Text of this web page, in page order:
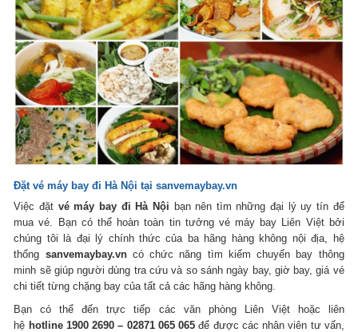
Đặt vé máy bay đi Hà Nội tại sanvemaybay.vn
Việc đặt vé máy bay đi Hà Nội bạn nên tìm những đại lý uy tín để
mua vé. Bạn có thể hoàn toàn tin tưởng vé máy bay Liên Việt bởi
chúng tôi là đại lý chính thức của ba hãng hàng không nội địa, hệ
thống sanvemaybay.vncó chức năng tìm kiếm chuyến bay thông
minh sẽ giúp người dùng tra cứu và so sánh ngày bay, giờ bay, giá vé
chi tiết từng chặng bay của tất cả các hãng hàng không.
Bạn có thể đến trực tiếp các văn phòng Liên Việt hoặc liên
hệ hotline 1900 2690 – 02871 065 065 để được các nhân viên tư vấn,